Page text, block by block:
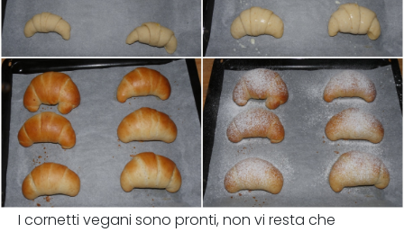
I cornetti vegani sono pronti, non vi resta che